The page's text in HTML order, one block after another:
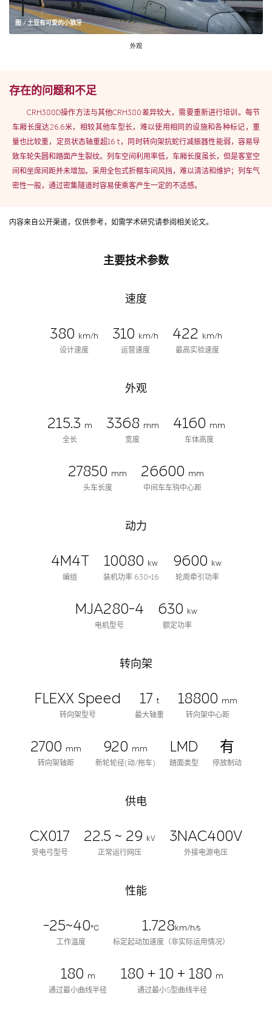
图 / 土豆有可爱的小狼牙
外观
存在的问题和不足
CRH380D操作方法与其他CRH380差异较大，需要重新进行培训。每节
车厢长度达26.6米，相较其他车型长，难以使用相同的设施和各种标记，重
量也比较重，定员状态轴重超16 t，同时转向架抗蛇行减振器性能弱，容易导
致车轮失圆和踏面产生裂纹。列车空间利用率低，车厢长度虽长，但是客室空
间和坐席间距并未增加。采用全包式折棚车间风挡，难以清洁和维护；列车气
密性一般，通过密集隧道时容易使乘客产生一定的不适感。
内容来自公开渠道，仅供参考，如需学术研究请参阅相关论文。
主要技术参数
速度
380 km/h
设计速度
310 km/h
运营速度
422
km/h
最高实验速度
外观
215.3 m
全长
3368 mm
宽度
4160 mm
车体高度
27850 mm
头车长度
26600 mm
中间车车钩中心距
动力
4M4T
编组
10080 kw
装机功率 630×16
9600 kw
轮周牵引功率
MJA280-4
电机型号
630 kw
额定功率
转向架
FLEXX Speed
转向架型号
17 t
最大轴重
18800 mm
转向架中心距
2700 mm
转向架轴距
920 mm
新轮轮径(动/拖车)
LMD
踏面类型
有
停放制动
供电
CX017
受电弓型号
22.5 ~ 29 kV
正常运行网压
3NAC400V
外接电源电压
性能
-25~40℃
工作温度
1.728km/h/s
标定起动加速度（非实际运用情况）
180 m
通过最小曲线半径
180 + 10 + 180 m
通过最小S型曲线半径